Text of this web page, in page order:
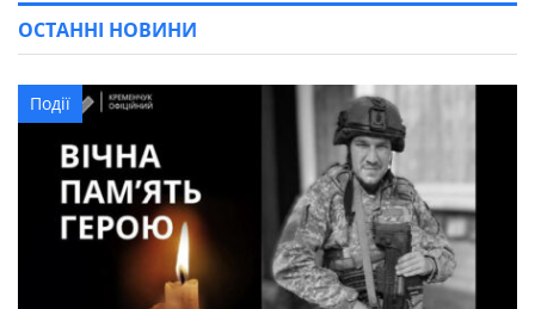
ОСТАННІ НОВИНИ
Події